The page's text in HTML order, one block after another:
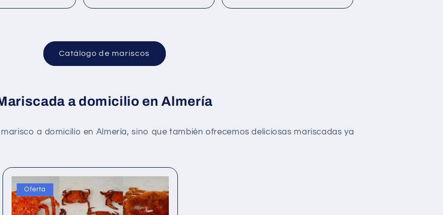
Catálogo de mariscos
a domicilio en Almería
a domicilio en Almería, sino que también ofrecemos deliciosas mariscadas ya
Oferta